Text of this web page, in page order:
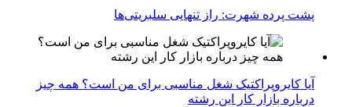
پشت پرده شهرت: راز تنهایی سلبریتی‌ها
آیا کایروپراکتیک شغل مناسبی برای من است؟ همه چیز
درباره بازار کار این رشته